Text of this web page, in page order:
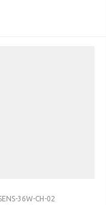
36W-CH-02